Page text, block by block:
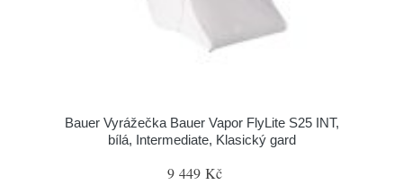
Bauer Vyrážečka Bauer Vapor FlyLite S25 INT,
bílá, Intermediate, Klasický gard
9 449 Kč